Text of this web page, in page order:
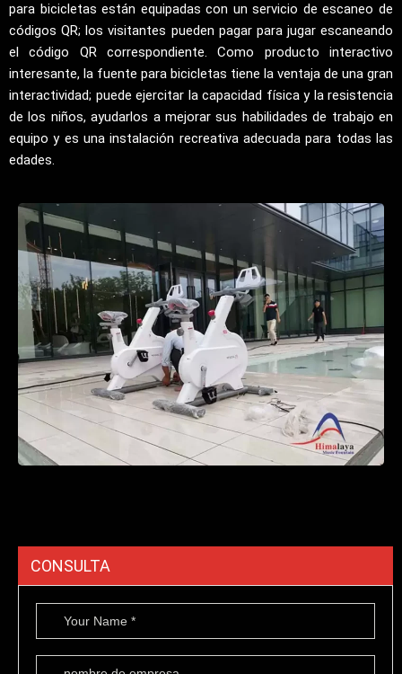
para bicicletas están equipadas con un servicio de escaneo de
códigos QR; los visitantes pueden pagar para jugar escaneando
el código QR correspondiente. Como producto interactivo
interesante, la fuente para bicicletas tiene la ventaja de una gran
interactividad; puede ejercitar la capacidad física y la resistencia
de los niños, ayudarlos a mejorar sus habilidades de trabajo en
equipo y es una instalación recreativa adecuada para todas las
edades.
CONSULTA